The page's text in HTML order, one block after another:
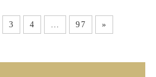
3 4 … 97 »